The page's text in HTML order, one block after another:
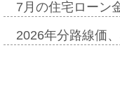
7月の住宅ローン
2026年分路線価